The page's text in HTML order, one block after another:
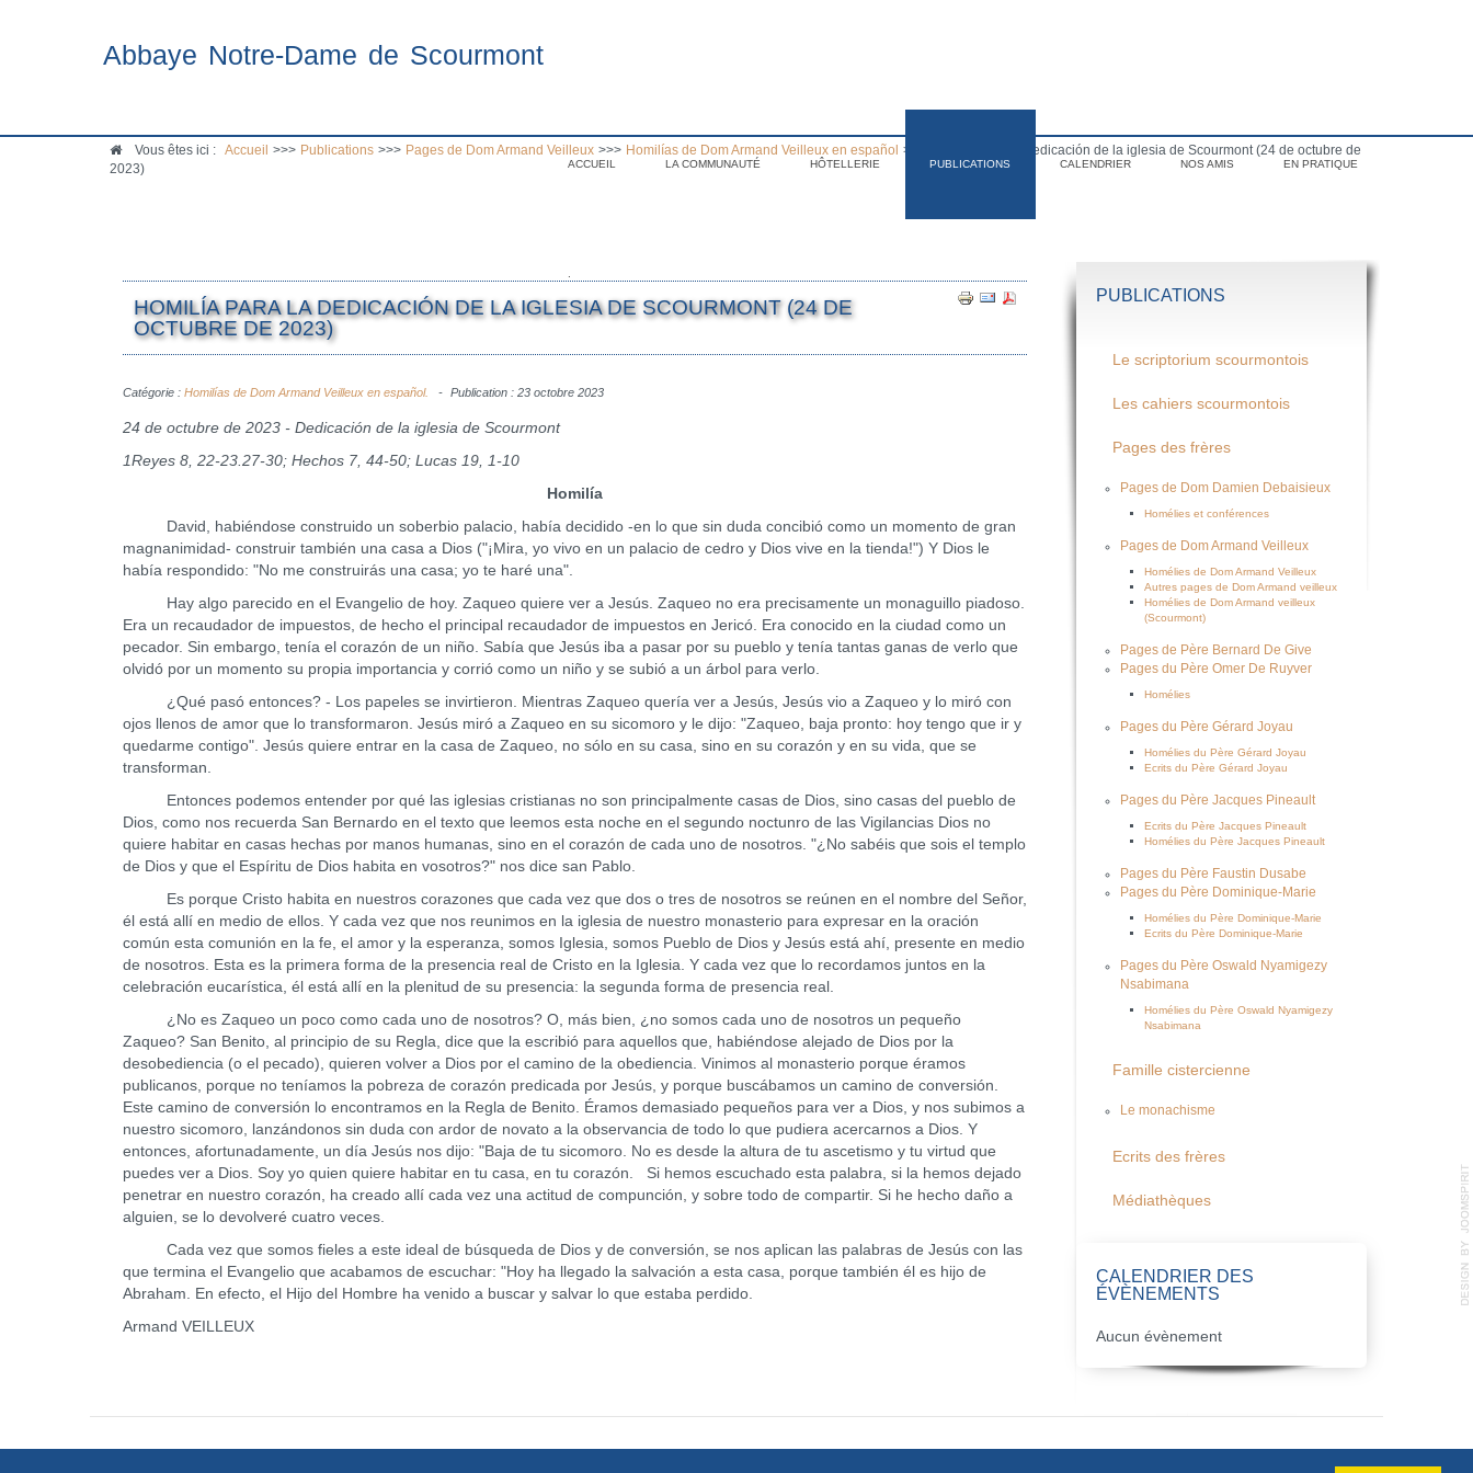
Abbaye Notre-Dame de Scourmont
ACCUEIL LA COMMUNAUTÉ HÔTELLERIE PUBLICATIONS CALENDRIER NOS AMIS EN PRATIQUE
Vous êtes ici : Accueil >>> Publications >>> Pages de Dom Armand Veilleux >>> Homilías de Dom Armand Veilleux en español >>>
Homilía para la dedicación de la iglesia de Scourmont (24 de octubre de
2023)
HOMILÍA PARA LA DEDICACIÓN DE LA IGLESIA DE SCOURMONT (24 DE
OCTUBRE DE 2023)
Catégorie : Homilías de Dom Armand Veilleux en español. Publication : 23 octobre 2023
24 de octubre de 2023 - Dedicación de la iglesia de Scourmont
1Reyes 8, 22-23.27-30; Hechos 7, 44-50; Lucas 19, 1-10
Homilía
David, habiéndose construido un soberbio palacio, había decidido -en lo que sin duda concibió como un momento de gran
magnanimidad- construir también una casa a Dios ("¡Mira, yo vivo en un palacio de cedro y Dios vive en la tienda!") Y Dios le
había respondido: "No me construirás una casa; yo te haré una".
Hay algo parecido en el Evangelio de hoy. Zaqueo quiere ver a Jesús. Zaqueo no era precisamente un monaguillo piadoso.
Era un recaudador de impuestos, de hecho el principal recaudador de impuestos en Jericó. Era conocido en la ciudad como un
pecador. Sin embargo, tenía el corazón de un niño. Sabía que Jesús iba a pasar por su pueblo y tenía tantas ganas de verlo que
olvidó por un momento su propia importancia y corrió como un niño y se subió a un árbol para verlo.
¿Qué pasó entonces? - Los papeles se invirtieron. Mientras Zaqueo quería ver a Jesús, Jesús vio a Zaqueo y lo miró con
ojos llenos de amor que lo transformaron. Jesús miró a Zaqueo en su sicomoro y le dijo: "Zaqueo, baja pronto: hoy tengo que ir y
quedarme contigo". Jesús quiere entrar en la casa de Zaqueo, no sólo en su casa, sino en su corazón y en su vida, que se
transforman.
Entonces podemos entender por qué las iglesias cristianas no son principalmente casas de Dios, sino casas del pueblo de
Dios, como nos recuerda San Bernardo en el texto que leemos esta noche en el segundo noctunro de las Vigilancias Dios no
quiere habitar en casas hechas por manos humanas, sino en el corazón de cada uno de nosotros. "¿No sabéis que sois el templo
de Dios y que el Espíritu de Dios habita en vosotros?" nos dice san Pablo.
Es porque Cristo habita en nuestros corazones que cada vez que dos o tres de nosotros se reúnen en el nombre del Señor,
él está allí en medio de ellos. Y cada vez que nos reunimos en la iglesia de nuestro monasterio para expresar en la oración
común esta comunión en la fe, el amor y la esperanza, somos Iglesia, somos Pueblo de Dios y Jesús está ahí, presente en medio
de nosotros. Esta es la primera forma de la presencia real de Cristo en la Iglesia. Y cada vez que lo recordamos juntos en la
celebración eucarística, él está allí en la plenitud de su presencia: la segunda forma de presencia real.
¿No es Zaqueo un poco como cada uno de nosotros? O, más bien, ¿no somos cada uno de nosotros un pequeño
Zaqueo? San Benito, al principio de su Regla, dice que la escribió para aquellos que, habiéndose alejado de Dios por la
desobediencia (o el pecado), quieren volver a Dios por el camino de la obediencia. Vinimos al monasterio porque éramos
publicanos, porque no teníamos la pobreza de corazón predicada por Jesús, y porque buscábamos un camino de conversión.
Este camino de conversión lo encontramos en la Regla de Benito. Éramos demasiado pequeños para ver a Dios, y nos subimos a
nuestro sicomoro, lanzándonos sin duda con ardor de novato a la observancia de todo lo que pudiera acercarnos a Dios. Y
entonces, afortunadamente, un día Jesús nos dijo: "Baja de tu sicomoro. No es desde la altura de tu ascetismo y tu virtud que
puedes ver a Dios. Soy yo quien quiere habitar en tu casa, en tu corazón. Si hemos escuchado esta palabra, si la hemos dejado
penetrar en nuestro corazón, ha creado allí cada vez una actitud de compunción, y sobre todo de compartir. Si he hecho daño a
alguien, se lo devolveré cuatro veces.
Cada vez que somos fieles a este ideal de búsqueda de Dios y de conversión, se nos aplican las palabras de Jesús con las
que termina el Evangelio que acabamos de escuchar: "Hoy ha llegado la salvación a esta casa, porque también él es hijo de
Abraham. En efecto, el Hijo del Hombre ha venido a buscar y salvar lo que estaba perdido.
Armand VEILLEUX
PUBLICATIONS
Le scriptorium scourmontois
Les cahiers scourmontois
Pages des frères
Pages de Dom Damien Debaisieux
Homélies et conférences
Pages de Dom Armand Veilleux
Homélies de Dom Armand Veilleux
Autres pages de Dom Armand veilleux
Homélies de Dom Armand veilleux
(Scourmont)
Pages de Père Bernard De Give
Pages du Père Omer De Ruyver
Homélies
Pages du Père Gérard Joyau
Homélies du Père Gérard Joyau
Ecrits du Père Gérard Joyau
Pages du Père Jacques Pineault
Ecrits du Père Jacques Pineault
Homélies du Père Jacques Pineault
Pages du Père Faustin Dusabe
Pages du Père Dominique-Marie
Homélies du Père Dominique-Marie
Ecrits du Père Dominique-Marie
Pages du Père Oswald Nyamigezy
Nsabimana
Homélies du Père Oswald Nyamigezy
Nsabimana
Famille cistercienne
Le monachisme
Ecrits des frères
Médiathèques
CALENDRIER DES
ÉVÈNEMENTS
Aucun évènement